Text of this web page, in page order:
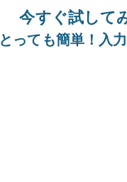
助成金 融資 出
今すぐ試して
とっても簡単！入